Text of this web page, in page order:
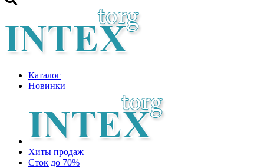
Каталог
Новинки
Хиты продаж
Сток до 70%